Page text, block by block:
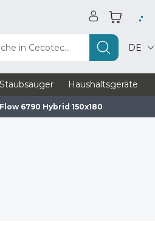
in Cecotec... DE
Haushaltsgeräte
Flow 6790 Hybrid 150x180